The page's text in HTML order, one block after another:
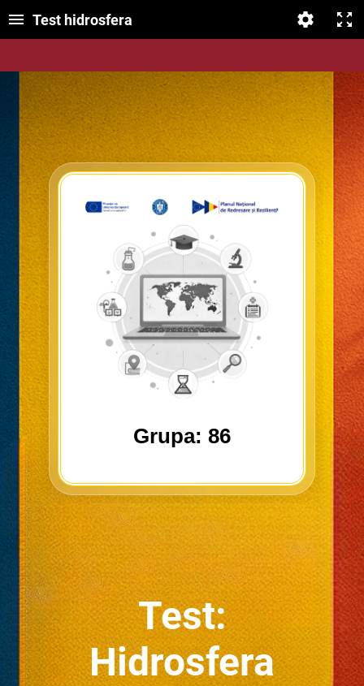
Test hidrosfera
Grupa: 86
Test:
Hidrosfera